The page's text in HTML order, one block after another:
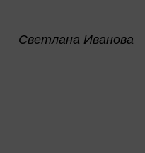
Светлана Иванова